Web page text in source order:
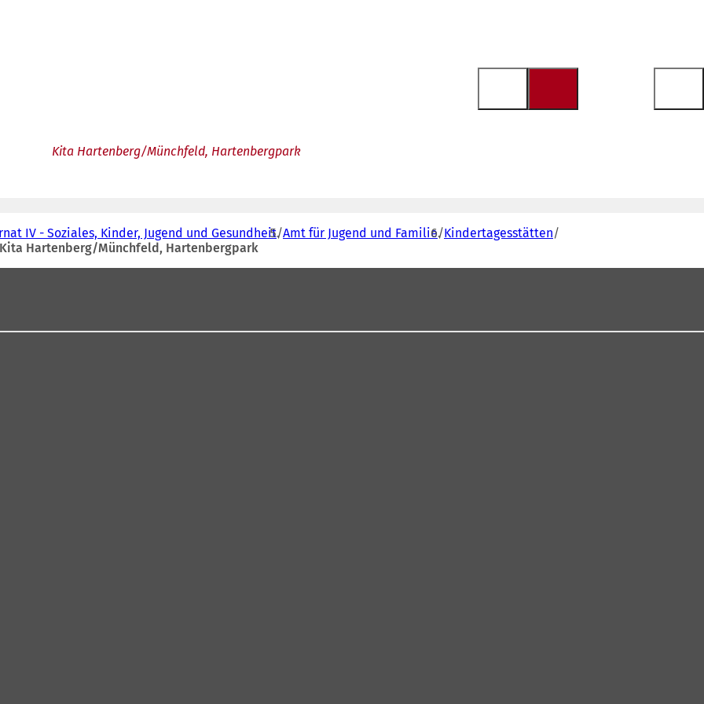
Kita Hartenberg/Münchfeld, Hartenbergpark
IV - Soziales, Kinder, Jugend und Gesundheit Amt für Jugend und Familie Kindertagesstätten
Kita Hartenberg/Münchfeld, Hartenbergpark